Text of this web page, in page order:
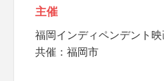
主催
福岡インディペンデント
共催：福岡市